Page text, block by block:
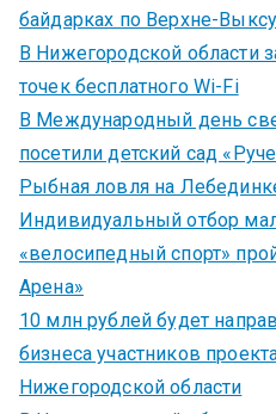
байдарках по Верхне-
В Нижегородской области
точек бесплатного Wi-Fi
В Международный день
посетили детский сад
Рыбная ловля на
Индивидуальный отбор
«велосипедный спорт»
Арена»
10 млн рублей будет
бизнеса участников
Нижегородской области